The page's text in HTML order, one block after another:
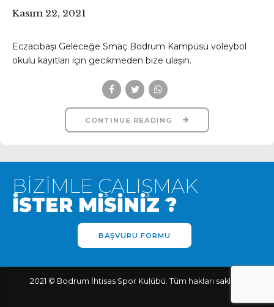
Kasım 22, 2021
Eczacıbaşı Geleceğe Smaç Bodrum Kampüsü voleybol
okulu kayıtları için gecikmeden bize ulaşın.
CONTINUE READING
BİZİMLE ÇALIŞMAK
İSTER MİSİNİZ ?
BAŞVURU FORMU
2021 © Bodrum İhtisas Spor Kulübü. Tüm hakları saklıdır.